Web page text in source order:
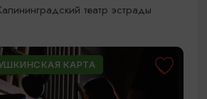
театр эстрады
КАРТА